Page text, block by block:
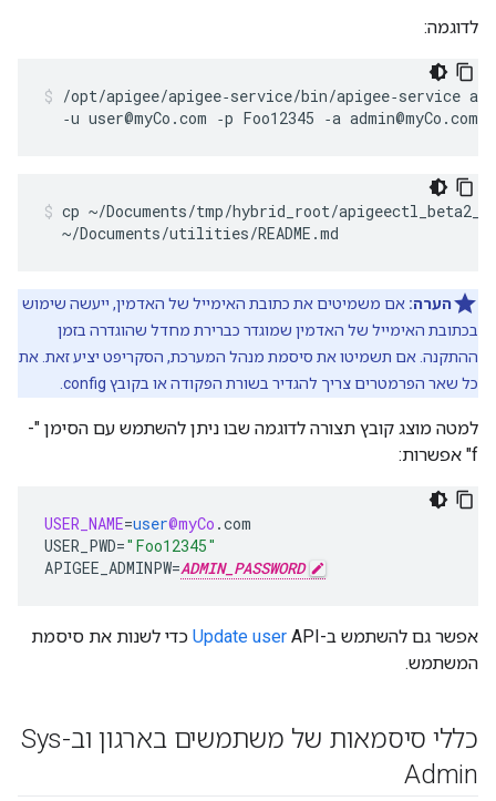
לדוגמה:
/opt/apigee/apigee‑service/bin/apigee‑service
‑u user@myCo.com ‑p Foo12345 ‑a admin@myCo.com
cp ~/Documents/tmp/hybrid_root/
  ~/Documents/utilities/README.md
הערה: אם משמיטים את כתובת האימייל של האדמין, ייעשה שימוש
בכתובת האימייל של האדמין שמוגדר כברירת מחדל שהוגדרה בזמן
ההתקנה. אם תשמיטו את סיסמת מנהל המערכת, הסקריפט יציע זאת. את
כל שאר הפרמטרים צריך להגדיר בשורת הפקודה או בקובץ config.
למטה מוצג קובץ תצורה לדוגמה שבו ניתן להשתמש עם הסימן "-
f" אפשרות:
USER_NAME=user@myCo .com
USER_PWD="Foo12345"
APIGEE_ADMINPW=ADMIN_PASSWORD
אפשר גם להשתמש ב- Update user API כדי לשנות את סיסמת
המשתמש.
כללי סיסמאות של משתמשים בארגון וב-Sys
Admin